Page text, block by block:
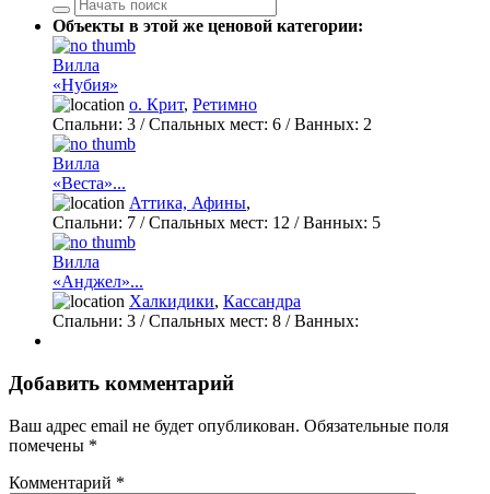
Объекты в этой же ценовой категории:
Вилла
«Нубия»
о. Крит, Ретимно
Спальни: 3 / Спальных мест: 6 /Ванных: 2
Вилла
«Веста»...
Аттика, Афины,
Спальни: 7 / Спальных мест: 12 /Ванных: 5
Вилла
«Анджел»...
Халкидики, Кассандра
Спальни: 3 / Спальных мест: 8 /Ванных:
Добавить комментарий
Ваш адрес email не будет опубликован. Обязательные поля
помечены *
Комментарий *